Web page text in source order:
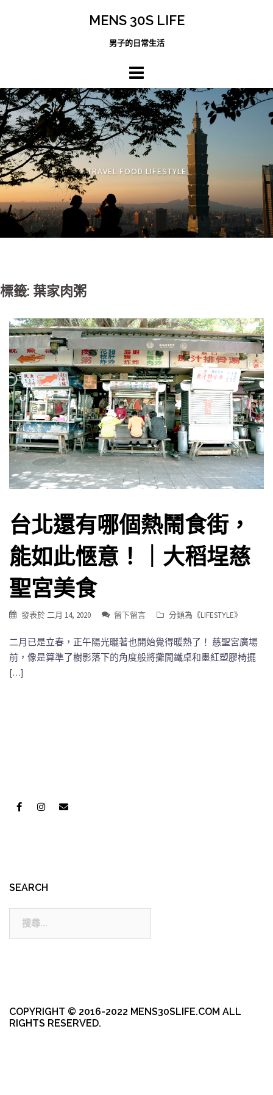
MENS 30S LIFE
男子的日常生活
TRAVEL FOOD LIFESTYLE
標籤: 葉家肉粥
台北還有哪個熱鬧食街，
能如此愜意！｜大稻埕慈
聖宮美食
發表於二月 14, 2020 留下留言 分類為《LIFESTYLE》
二月已是立春，正午陽光曬著也開始覺得暖熱了！ 慈聖宮廣場
前，像是算準了樹影落下的角度般將攤開鐵桌和墨紅塑膠椅擺
[…]
SEARCH
COPYRIGHT © 2016-2022 MENS30SLIFE.COM ALL
RIGHTS RESERVED.